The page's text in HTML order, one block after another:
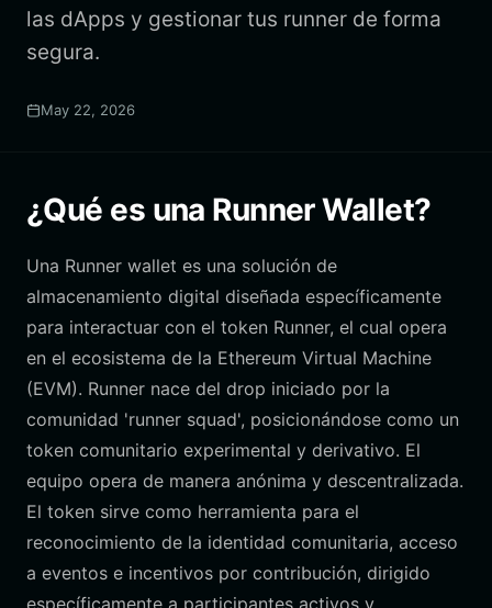
las dApps y gestionar tus runner de forma
segura.
May 22, 2026
¿Qué es una Runner Wallet?
Una Runner wallet es una solución de
almacenamiento digital diseñada específicamente
para interactuar con el token Runner, el cual opera
en el ecosistema de la Ethereum Virtual Machine
(EVM). Runner nace del drop iniciado por la
comunidad 'runner squad', posicionándose como un
token comunitario experimental y derivativo. El
equipo opera de manera anónima y descentralizada.
El token sirve como herramienta para el
reconocimiento de la identidad comunitaria, acceso
a eventos e incentivos por contribución, dirigido
específicamente a participantes activos y